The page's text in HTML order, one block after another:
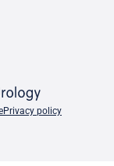
Privacy policy